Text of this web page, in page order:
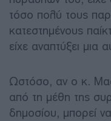
τόσο πολύ τους
κατεστημένους
είχε αναπτύξει μια
Ωστόσο, αν ο κ.
από τη μέθη της
δημοσίου, μπορεί